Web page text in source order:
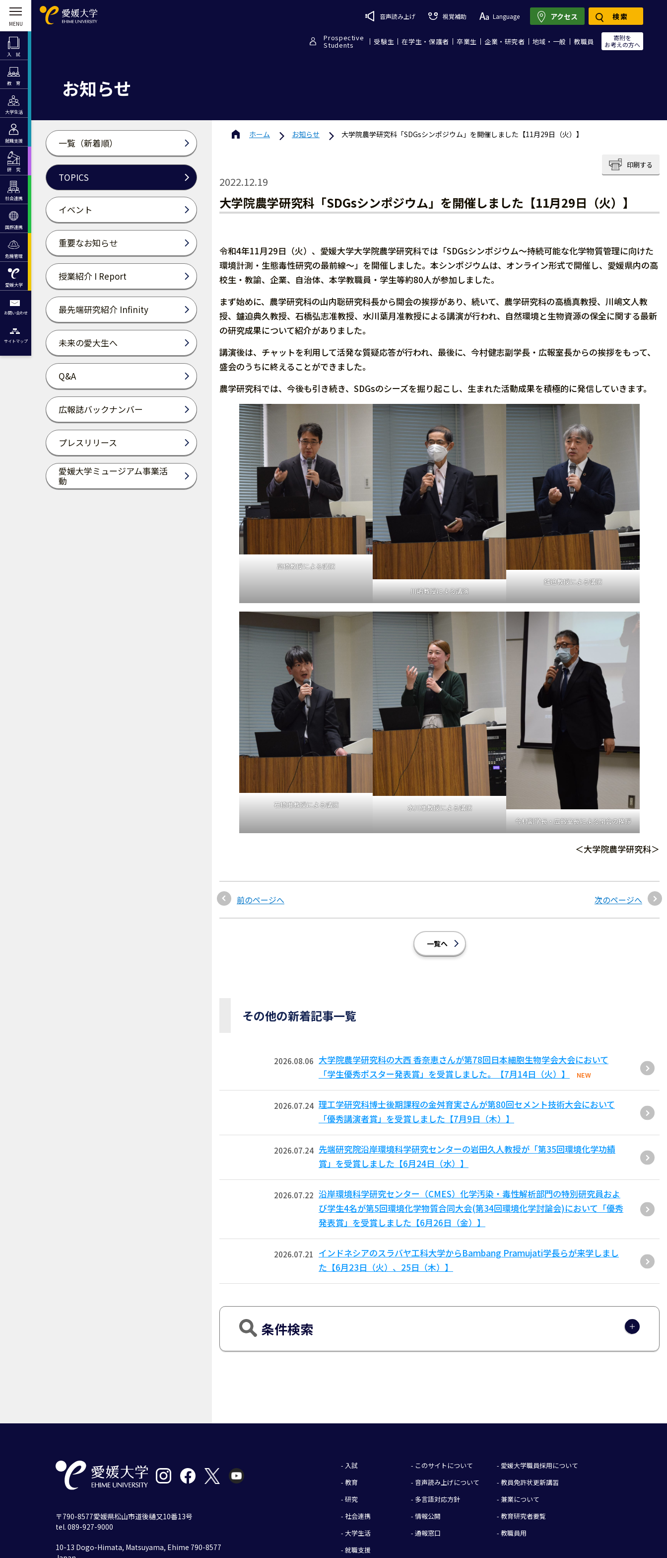
入 試
教 育
大学生活
就職支援
研 究
社会連携
国際連携
危機管理
愛媛大学
お問い合わせ
サイトマップ
音声読み上げ 視覚補助 Language
Prospective
Students 受験生 在学生・保護者 卒業生 企業・研究者 地域・一般 教職員
寄附を
お考えの方へ
アクセス 検索
お知らせ
一覧（新着順）
TOPICS
イベント
重要なお知らせ
授業紹介 I Report
最先端研究紹介 Infinity
未来の愛大生へ
Q&A
広報誌バックナンバー
プレスリリース
愛媛大学ミュージアム事業活
動
ホーム お知らせ 大学院農学研究科「SDGsシンポジウム」を開催しました【11月29日（火）】
印刷する
2022.12.19
大学院農学研究科「SDGsシンポジウム」を開催しました【11月29日（火）】
令和4年11月29日（火）、愛媛大学大学院農学研究科では「SDGsシンポジウム～持続可能な化学物質管理に向けた
環境計測・生態毒性研究の最前線～」を開催しました。本シンポジウムは、オンライン形式で開催し、愛媛県内の高
校生・教諭、企業、自治体、本学教職員・学生等約80人が参加しました。
まず始めに、農学研究科の山内聡研究科長から開会の挨拶があり、続いて、農学研究科の高橋真教授、川嶋文人教
授、鑪迫典久教授、石橋弘志准教授、水川葉月准教授による講演が行われ、自然環境と生物資源の保全に関する最新
の研究成果について紹介がありました。
講演後は、チャットを利用して活発な質疑応答が行われ、最後に、今村健志副学長・広報室長からの挨拶をもって、
盛会のうちに終えることができました。
農学研究科では、今後も引き続き、SDGsのシーズを掘り起こし、生まれた活動成果を積極的に発信していきます。
高橋教授による講演
川嶋教授による講演
鑪迫教授による講演
石橋准教授による講演
水川准教授による講演
今村副学長・広報室長による閉会の挨拶
＜大学院農学研究科＞
前のページへ 次のページへ
一覧へ
その他の新着記事一覧
2026.08.06 大学院農学研究科の大西 香奈恵さんが第78回日本細胞生物学会大会において
「学生優秀ポスター発表賞」を受賞しました。【7月14日（火）】
NEW
2026.07.24 理工学研究科博士後期課程の金舛育実さんが第80回セメント技術大会において
「優秀講演者賞」を受賞しました【7月9日（木）】
2026.07.24 先端研究院沿岸環境科学研究センターの岩田久人教授が「第35回環境化学功績
賞」を受賞しました【6月24日（水）】
2026.07.22 沿岸環境科学研究センター（CMES）化学汚染・毒性解析部門の特別研究員およ
び学生4名が第5回環境化学物質合同大会(第34回環境化学討論会)において「優秀
発表賞」を受賞しました【6月26日（金）】
2026.07.21
インドネシアのスラバヤ工科大学からBambang Pramujati学長らが来学しまし
た【6月23日（火）、25日（木）】
条件検索
- 入試
- 教育
- 研究
- 社会連携
- 大学生活
- 就職支援
- このサイトについて
- 音声読み上げについて
- 多言語対応方針
- 情報公開
- 通報窓口
- 愛媛大学職員採用について
- 教員免許状更新講習
- 兼業について
- 教育研究者要覧
- 教職員用
〒790-8577愛媛県松山市道後樋又10番13号
tel. 089-927-9000
10-13 Dogo-Himata, Matsuyama, Ehime 790-8577